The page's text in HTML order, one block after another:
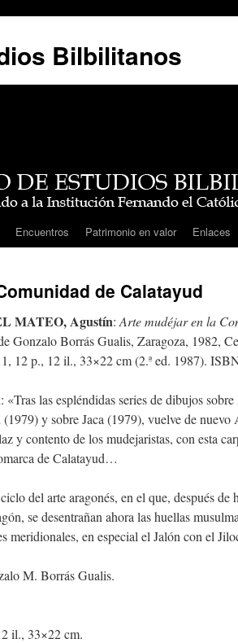
Bilbilitanos
Encuentros Patrimonio en valor Enlaces
de Calatayud
MATEO, Agustín: Arte mudéjar en la
Gonzalo Borrás Gualis, Zaragoza, 1982,
12 p., 12 il., 33×22 cm (2.ª ed. 1987).
: «Tras las espléndidas series de dibujos
y sobre Jaca (1979), vuelve de nuevo
y contento de los mudejaristas, con esta
de Calatayud…
del arte aragonés, en el que, después de
se desentrañan ahora las huellas
meridionales, en especial el Jalón con el
M. Borrás Gualis.
il., 33×22 cm.